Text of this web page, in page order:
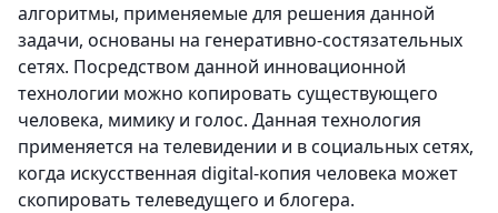
алгоритмы, применяемые для решения данной
задачи, основаны на генеративно-состязательных
сетях. Посредством данной инновационной
технологии можно копировать существующего
человека, мимику и голос. Данная технология
применяется на телевидении и в социальных сетях,
когда искусственная digital-копия человека может
скопировать телеведущего и блогера.